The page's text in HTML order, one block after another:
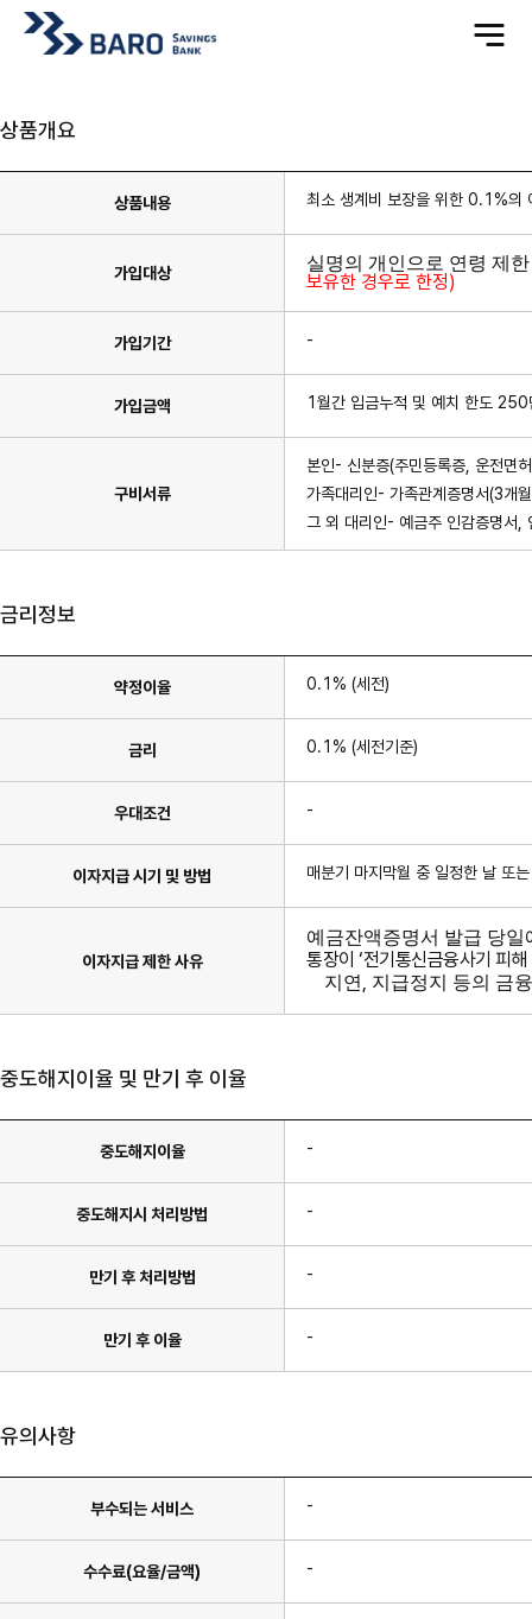
전
체
상품개요
상품내용 최소 생계비 보장을 위한 0.1%의
가입대상 실명의 개인으로 연령 제
보유한 경우로 한정)
가입기간 -
가입금액 1월간 입금누적 및 예치 한도 250
구비서류
본인- 신분증(주민등록증, 운전면
가족대리인- 가족관계증명서(3개
그 외 대리인- 예금주 인감증명서,
금리정보
약정이율 0.1% (세전)
금리 0.1% (세전기준)
우대조건 -
이자지급 시기 및 방법 매분기 마지막월 중 일정한 날 또
이자지급 제한 사유
예금잔액증명서 발급 당일
통장이‘전기통신금융사기 피
지연 , 지급정지 등의 금
중도해지이율 및 만기 후 이율
중도해지이율 -
중도해지시 처리방법 -
만기 후 처리방법 -
만기 후 이율 -
유의사항
부수되는 서비스 -
수수료(요율/금액) -